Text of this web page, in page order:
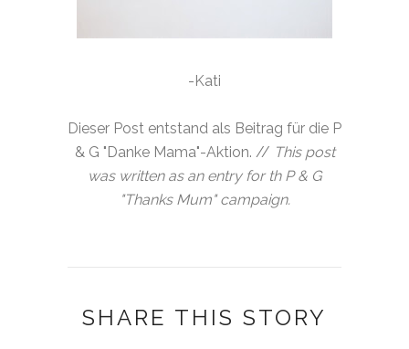
-Kati
Dieser Post entstand als Beitrag für die P
& G "Danke Mama"-Aktion. // This post
was written as an entry for th P & G
"Thanks Mum" campaign.
SHARE THIS STORY